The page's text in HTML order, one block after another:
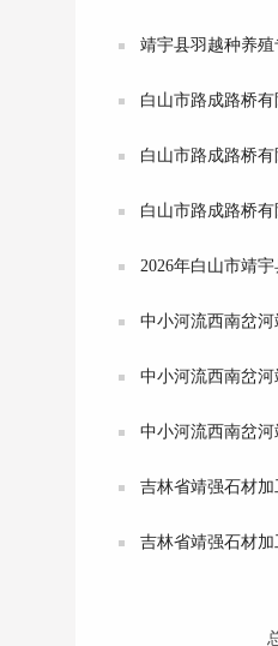
靖宇县羽越种养
白山市路成路桥
白山市路成路桥
白山市路成路桥
2026年白山市靖
中小河流西南岔
中小河流西南岔
中小河流西南岔
吉林省靖强石材
吉林省靖强石材